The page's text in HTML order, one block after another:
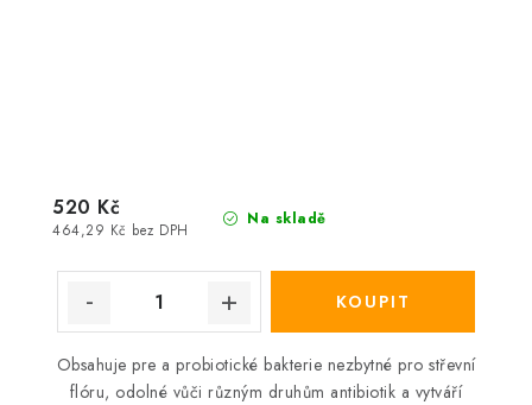
Na skladě
464,29 Kč bez DPH
520 Kč
Obsahuje pre a probiotické bakterie nezbytné pro střevní
flóru, odolné vůči různým druhům antibiotik a vytváří